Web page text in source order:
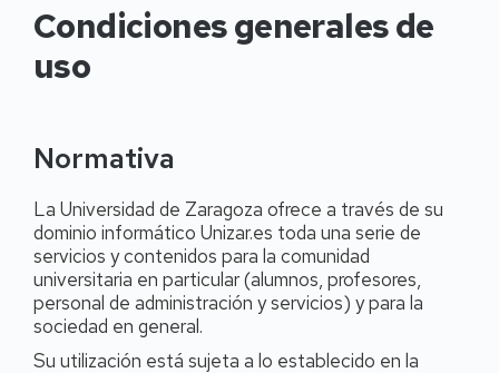
Condiciones generales de
uso
Normativa
La Universidad de Zaragoza ofrece a través de su
dominio informático Unizar.es toda una serie de
servicios y contenidos para la comunidad
universitaria en particular (alumnos, profesores,
personal de administración y servicios) y para la
sociedad en general.
Su utilización está sujeta a lo establecido en la